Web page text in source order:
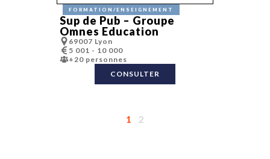
FORMATION/ENSEIGNEMENT
Sup de Pub – Groupe
Omnes Education
69007 Lyon
5 001 - 10 000
+20 personnes
CONSULTER
1 2